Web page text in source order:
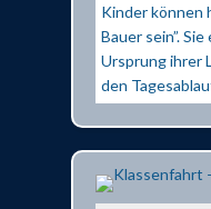
Kinder können
Bauer sein”.
Ursprung ihrer
den